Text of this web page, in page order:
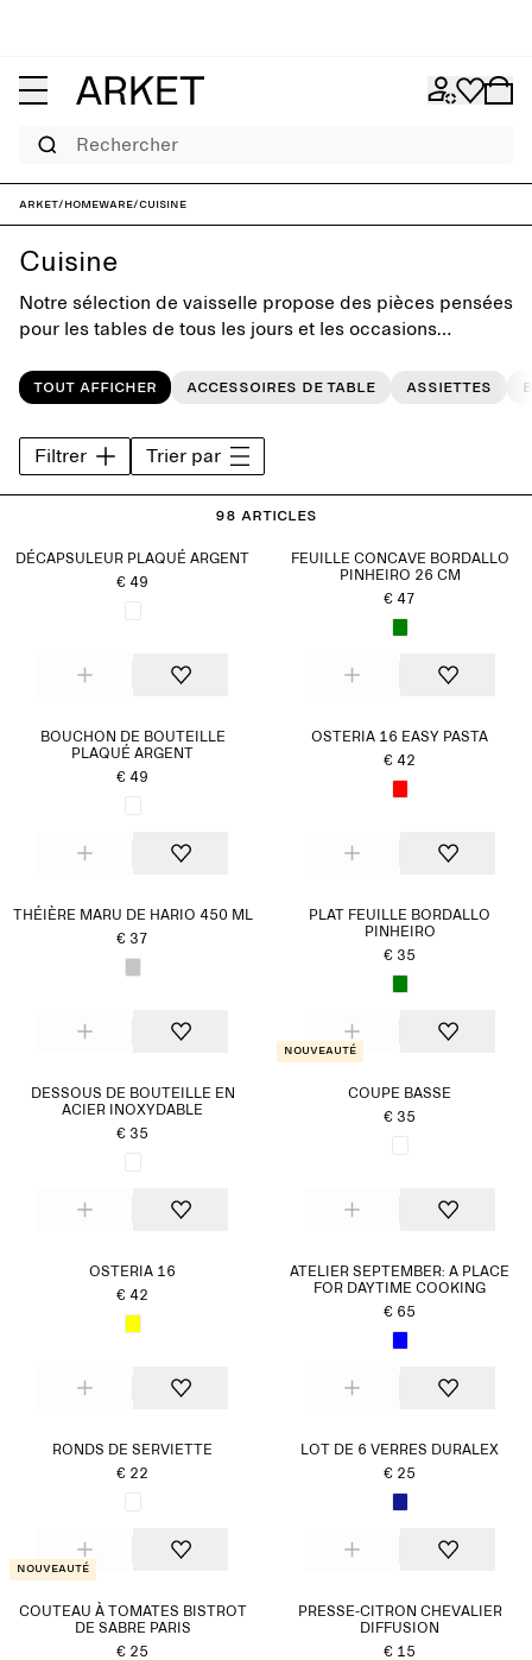
Rechercher
ARKET/Homeware/Cuisine
Cuisine
Notre sélection de vaisselle propose des pièces pensées
pour les tables de tous les jours et les occasions
classiques et originales pour ajouter une touche de
personnalité à votre cuisine.
Tout afficher Accessoires de table Assiettes
Filtrer Trier par
98 articles
DÉCAPSULEUR PLAQUÉ ARGENT
€ 49
FEUILLE CONCAVE BORDALLO
PINHEIRO 26 CM
€ 47
BOUCHON DE BOUTEILLE
PLAQUÉ ARGENT
€ 49
OSTERIA 16 EASY PASTA
€ 42
THÉIÈRE MARU DE HARIO 450 ML
€ 37
PLAT FEUILLE BORDALLO
PINHEIRO
€ 35
DESSOUS DE BOUTEILLE EN
ACIER INOXYDABLE
€ 35
Nouveauté
COUPE BASSE
€ 35
OSTERIA 16
€ 42
ATELIER SEPTEMBER: A PLACE
FOR DAYTIME COOKING
€ 65
RONDS DE SERVIETTE
€ 22
LOT DE 6 VERRES DURALEX
€ 25
Nouveauté
COUTEAU À TOMATES BISTROT
DE SABRE PARIS
€ 25
PRESSE-CITRON CHEVALIER
DIFFUSION
€ 15